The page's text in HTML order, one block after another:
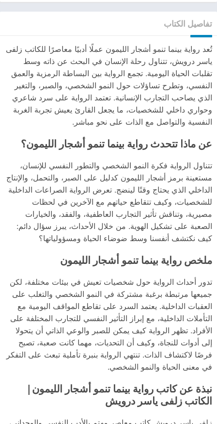
تفاصيل الكتاب
تُعد رواية بينما تنمو أشجار الليمون عملًا أدبيًا معاصرًا للكاتب زلفى
ياسر درويش، تتناول رحلة الإنسان في البحث عن ذاته وسط
تقلبات الحياة اليومية. تجمع الرواية بين البساطة الرمزية والعمق
النفسي، وتطرح تساؤلات حول النمو الشخصي، والصبر، والتغير
الذي يصاحب التجارب الإنسانية. تعتمد الرواية على سرد شاعري
وحواري داخلي للشخصيات، ما يجعل القارئ يعيش تجربة الغربة
النفسية والتواصل مع الذات على نحو مباشر.
عن ماذا تتحدث رواية بينما تنمو أشجار الليمون؟
تتناول الرواية فكرة النمو الشخصي والتطور النفسي للإنسان،
مستعينة برمز أشجار الليمون كدليل على الصبر، والتحمل، والإنتاج
الداخلي الذي يحتاج وقتًا لينضج. تعرض الرواية الصراعات الداخلية
للشخصيات، وكيف تتقاطع حياتهم مع الآخرين في لحظات
مصيرية، وتناقش تأثير التجارب العاطفية، والفقد، والخيارات
الصعبة على تشكيل الهوية. من خلال الأحداث، يبرز سؤال دائم:
كيف نكتشف أنفسنا وسط ضوضاء الحياة ومسؤولياتها؟
ملخص رواية بينما تنمو أشجار الليمون
تدور أحداث الرواية حول شخصيات تعيش في بيئات مختلفة، لكن
جميعها مرتبطة برغبة مشتركة في النمو الشخصي والتغلب على
العقبات الداخلية. يعتمد السرد على تقاطع المواقف اليومية مع
التأملات الداخلية، مع إبراز التأثير النفسي للتجارب المختلفة على
الأفراد. تظهر الرواية كيف يمكن للصبر والوعي الذاتي أن يتحولا
إلى أدوات للنجاة، وكيف أن التحديات، مهما كانت صعبة، تصبح
فرصًا لاكتشاف الذات. تنتهي الرواية بنبرة تأملية تبعث على التفكر
في معنى الحياة والنمو الشخصي.
نبذة عن كاتب رواية بينما تنمو أشجار الليمون|
الكاتب زلفى ياسر درويش